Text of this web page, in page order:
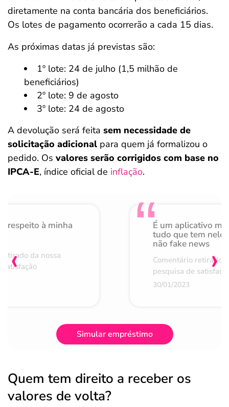
diretamente na conta bancária dos beneficiários.
Os lotes de pagamento ocorrerão a cada 15 dias.
As próximas datas já previstas são:
1º lote: 24 de julho (1,5 milhão de
beneficiários)
2º lote: 9 de agosto
3º lote: 24 de agosto
A devolução será feita sem necessidade de
solicitação adicional para quem já formalizou o
pedido. Os valores serão corrigidos com base no
IPCA-E, índice oficial de inflação.
respeito à minha
da nossa
É um aplicativo
tudo que tem nele
não fake news
Comentário retirado
pesquisa de
30/01/2023
‹ ›
Simular empréstimo
Quem tem direito a receber os
valores de volta?